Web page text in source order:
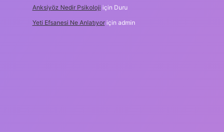
Anksiyöz Nedir Psikoloji için Duru
Yeti Efsanesi Ne Anlatıyoriçin admin